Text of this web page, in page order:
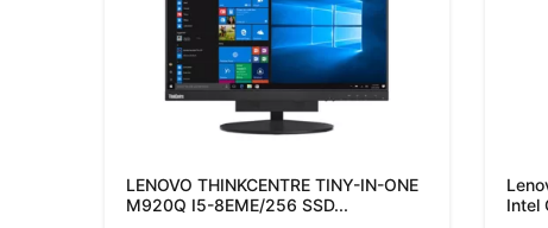
LENOVO THINKCENTRE TINY-IN-ONE
M920Q I5-8EME/256 SSD...
Intel